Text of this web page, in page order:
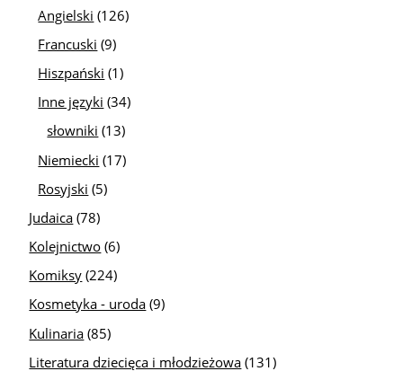
Angielski (126)
Francuski (9)
Hiszpański (1)
Inne języki (34)
słowniki (13)
Niemiecki (17)
Rosyjski (5)
Judaica (78)
Kolejnictwo (6)
Komiksy (224)
Kosmetyka - uroda (9)
Kulinaria (85)
Literatura dziecięca i młodzieżowa (131)